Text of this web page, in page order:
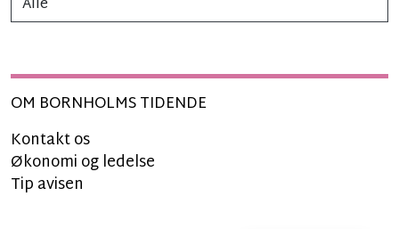
OM BORNHOLMS TIDENDE
Kontakt os
Økonomi og ledelse
Tip avisen